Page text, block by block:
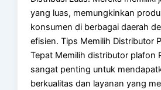
yang luas, memungkinkan
konsumen di berbagai daerah
efisien. Tips Memilih Distributor
Tepat Memilih distributor plafon
sangat penting untuk
berkualitas dan layanan yang